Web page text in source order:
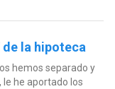
la hipoteca
hemos separado y
he aportado los